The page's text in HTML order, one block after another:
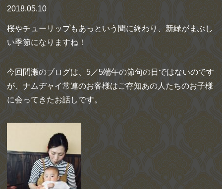
2018.05.10
桜やチューリップもあっという間に終わり、新緑がまぶし
い季節になりますね！
今回間瀬のブログは、5／5端午の節句の日ではないのです
が、ナムヂャイ常連のお客様はご存知あの人たちのお子様
に会ってきたお話しです。